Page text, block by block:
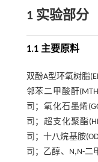
1 实验部分
1.1 主要原料
双酚A型环氧树脂
邻苯二甲酸酐
司；氧化石墨烯
司；超支化聚酯
司；十八烷基胺
司；乙醇、N,N-二